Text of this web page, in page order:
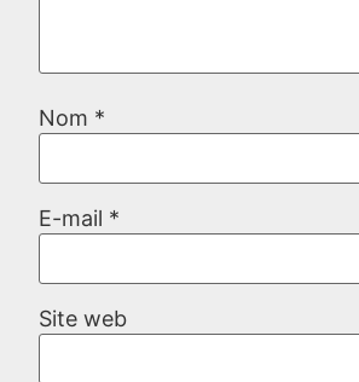
Nom *
E-mail *
Site web